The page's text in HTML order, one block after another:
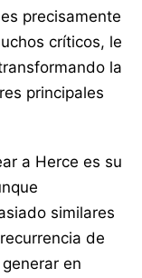
precisamente
críticos, le
la
principales
a Herce es su
similares
de
en